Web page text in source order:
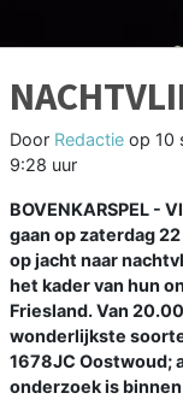
Door Redactie op 10
9:28 uur
BOVENKARSPEL -
gaan op zaterdag
op jacht naar
het kader van hun
Friesland. Van
wonderlijkste
1678JC Oostwoud;
onderzoek is